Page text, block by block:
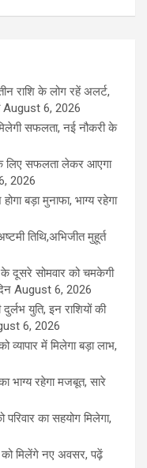
राशि के लोग रहें अलर्ट,
August 6, 2026
सफलता, नई नौकरी के
लिए सफलता लेकर आएगा
2026
बड़ा मुनाफा, भाग्य रहेगा
तिथि,अभिजीत मुहूर्त
दूसरे सोमवार को चमकेगी
August 6, 2026
युति, इन राशियों की
6, 2026
में मिलेगा बड़ा लाभ,
भाग्य रहेगा मजबूत, सारे
का सहयोग मिलेगा,
मिलेंगे नए अवसर, पढ़ें